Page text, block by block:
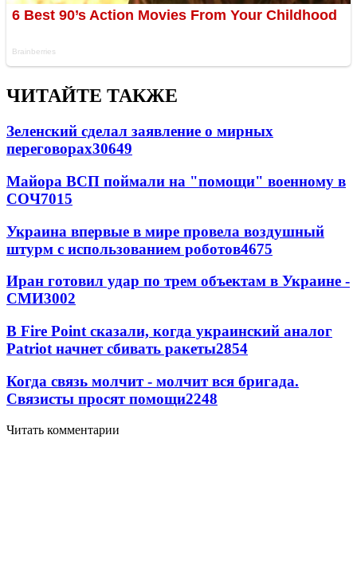
ЧИТАЙТЕ ТАКЖЕ
Зеленский сделал заявление о мирных
переговорах30649
Майора ВСП поймали на "помощи" военному в
СОЧ7015
Украина впервые в мире провела воздушный
штурм с использованием роботов4675
Иран готовил удар по трем объектам в Украине -
СМИ3002
В Fire Point сказали, когда украинский аналог
Patriot начнет сбивать ракеты2854
Когда связь молчит - молчит вся бригада.
Связисты просят помощи2248
Читать комментарии